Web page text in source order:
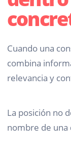
Cuando una
combina
relevancia y
La posición no
nombre de una